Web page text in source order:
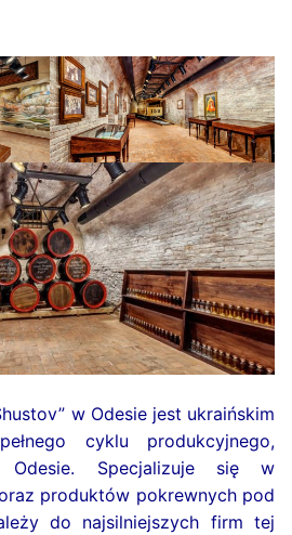
w Odesie jest ukraińskim
cyklu produkcyjnego,
Odesie. Specjalizuje się w
produktów pokrewnych pod
do najsilniejszych firm tej